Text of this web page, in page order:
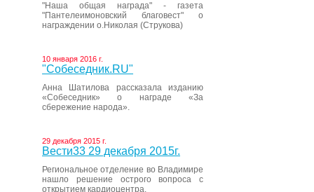
"Наша общая награда" - газета
"Пантелеимоновский благовест" о
награждении о.Николая (Струкова)
10 января 2016 г.
"Собеседник.RU"
Анна Шатилова рассказала изданию
«Собеседник» о награде «За
сбережение народа».
29 декабря 2015 г.
Вести33 29 декабря 2015г.
Региональное отделение во Владимире
нашло решение острого вопроса с
открытием кардиоцентра.